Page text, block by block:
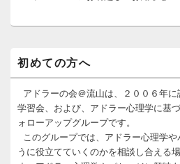
稿:
イ
ン
イ
初めての方へ
アドラーの会＠流山は、２００６年
学習会、および、アドラー心理学に基
ォローアップグループです。
このグループでは、アドラー心理学
うに役立てていくのかを相談し合える